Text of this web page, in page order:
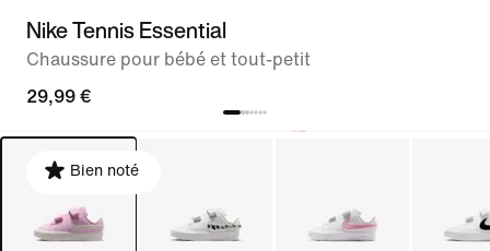
Nike Tennis Essential
Chaussure pour bébé et tout-petit
29,99 €
Bien noté